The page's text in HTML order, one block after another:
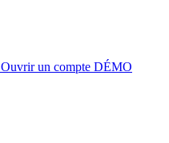
Ouvrir un compte DÉMO